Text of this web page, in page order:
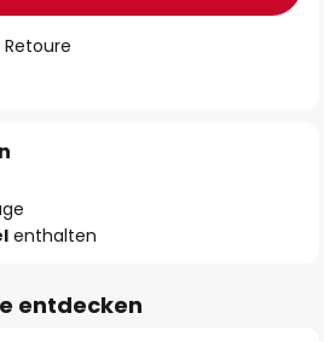
enthalten
entdecken